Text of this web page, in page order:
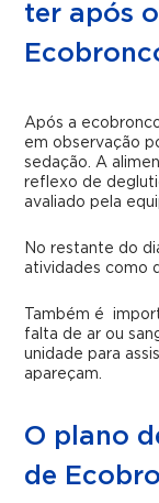
ter após
Após a
em observação
sedação. A
reflexo de
avaliado pela
No restante do
atividades como
Também é
falta de ar ou
unidade para
apareçam.
O plano
de